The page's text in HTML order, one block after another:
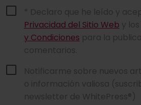
* Declaro que he leído y
Privacidad del Sitio Web y los
y Condiciones para la
comentarios.
Notificarme sobre nuevos
o información valiosa
newsletter de WhitePress®)